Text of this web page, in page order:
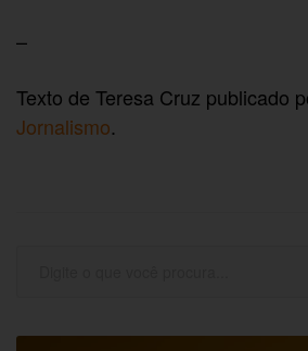
–
Texto de Teresa Cruz publicado
Jornalismo.